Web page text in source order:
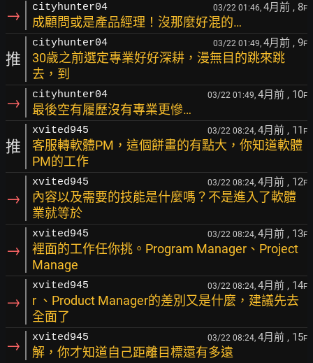
→ cityhunter04 03/22 01:46, 4月前 , 8F
成顧問或是產品經理！沒那麼好混的…
推
cityhunter04 03/22 01:49, 4月前 , 9F
30歲之前選定專業好好深耕，漫無目的跳來跳
去，到
→ cityhunter04 03/22 01:49, 4月前 , 10F
最後空有履歷沒有專業更慘…
推
xvited945 03/22 08:24, 4月前 , 11 F
客服轉軟體PM，這個餅畫的有點大，你知道軟體
PM的工作
→
xvited945 03/22 08:24, 4月前 , 12F
內容以及需要的技能是什麼嗎？不是進入了軟體
業就等於
→
xvited945 03/22 08:24, 4月前 , 13F
裡面的工作任你挑。Program Manager、Project
Manage
→
xvited945 03/22 08:24, 4月前 , 14F
r 、Product Manager的差別又是什麼，建議先去
全面了
→ xvited945 03/22 08:24, 4月前 , 15F
解，你才知道自己距離目標還有多遠